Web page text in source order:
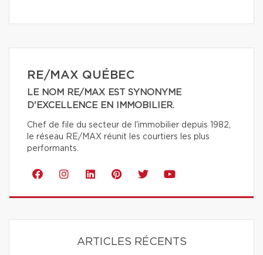
RE/MAX QUÉBEC
LE NOM RE/MAX EST SYNONYME
D'EXCELLENCE EN IMMOBILIER.
Chef de file du secteur de l'immobilier depuis 1982,
le réseau RE/MAX réunit les courtiers les plus
performants.
ARTICLES RÉCENTS